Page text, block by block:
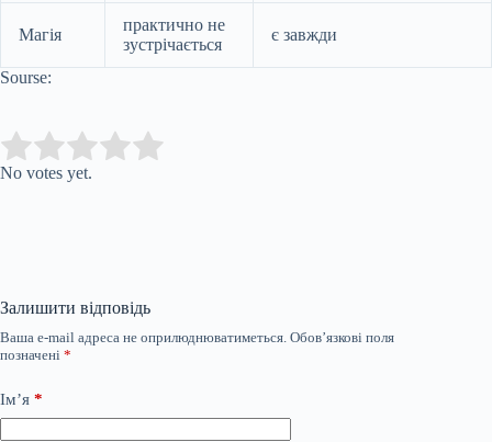
Магія
практично не
зустрічається
є завжди
Sourse:
Rate this item:
No votes yet.
Залишити відповідь
Ваша e-mail адреса не оприлюднюватиметься. Обов’язкові поля
позначені *
Ім’я *